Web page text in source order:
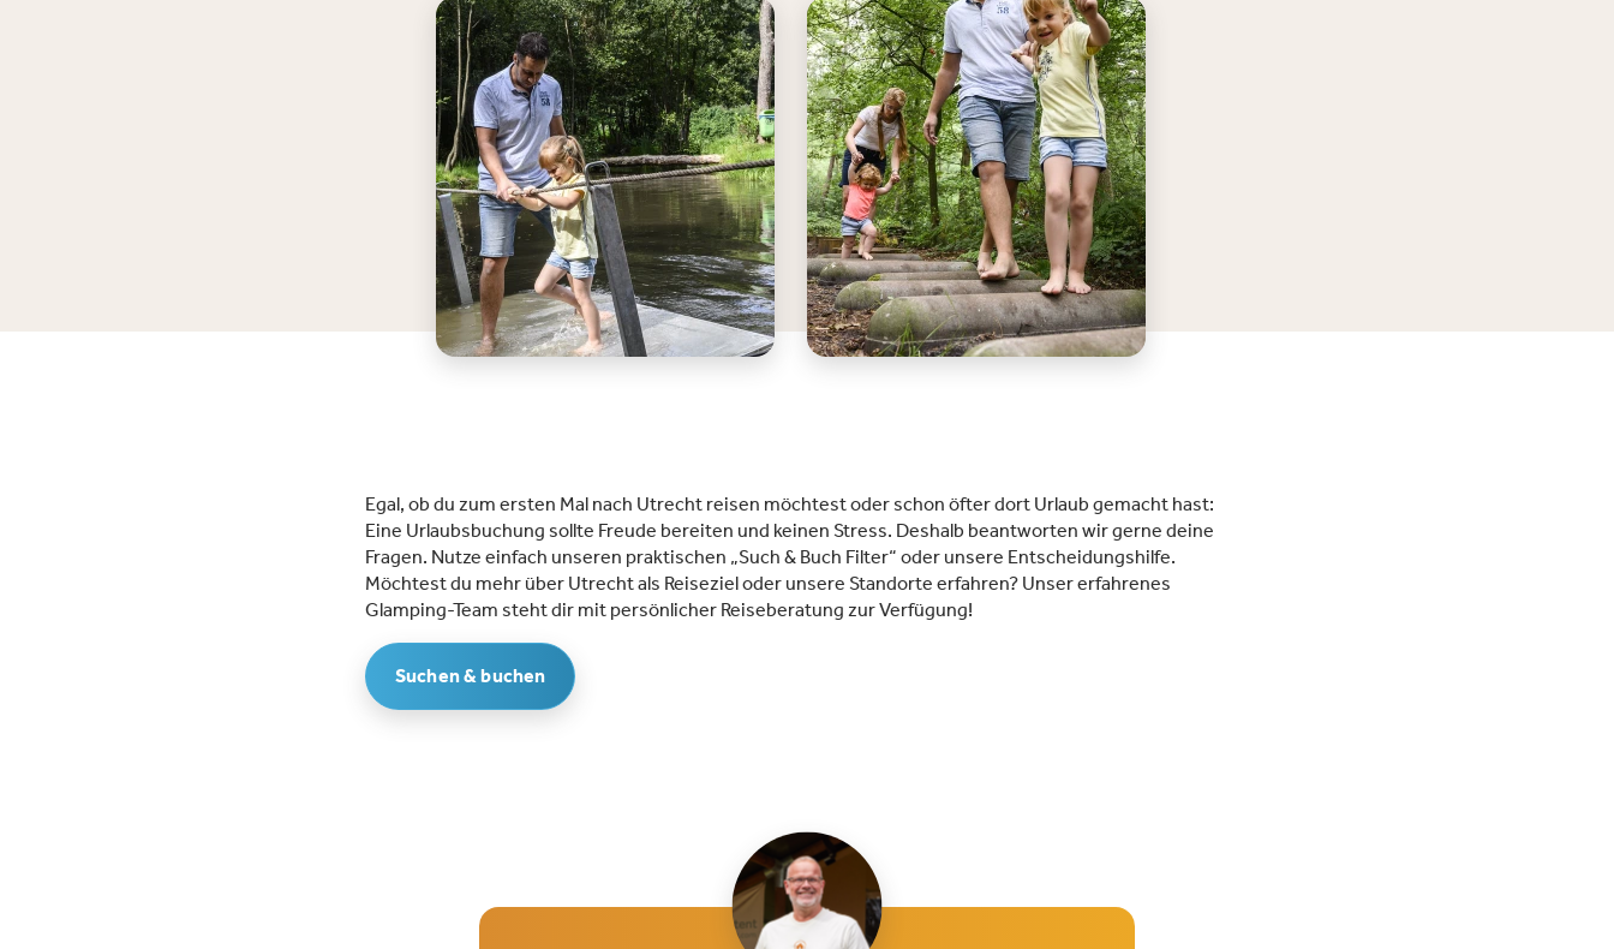
Egal, ob du zum ersten Mal nach Utrecht reisen möchtest oder schon öfter dort Urlaub gemacht hast:
Eine Urlaubsbuchung sollte Freude bereiten und keinen Stress. Deshalb beantworten wir gerne deine
Fragen. Nutze einfach unseren praktischen „Such & Buch Filter“ oder unsere Entscheidungshilfe.
Möchtest du mehr über Utrecht als Reiseziel oder unsere Standorte erfahren? Unser erfahrenes
Glamping-Team steht dir mit persönlicher Reiseberatung zur Verfügung!
Suchen & buchen